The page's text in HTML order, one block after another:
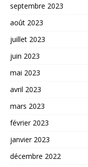
septembre 2023
août 2023
juillet 2023
juin 2023
mai 2023
avril 2023
mars 2023
février 2023
janvier 2023
décembre 2022